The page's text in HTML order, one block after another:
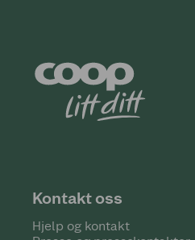
Kontakt oss
Hjelp og kontakt